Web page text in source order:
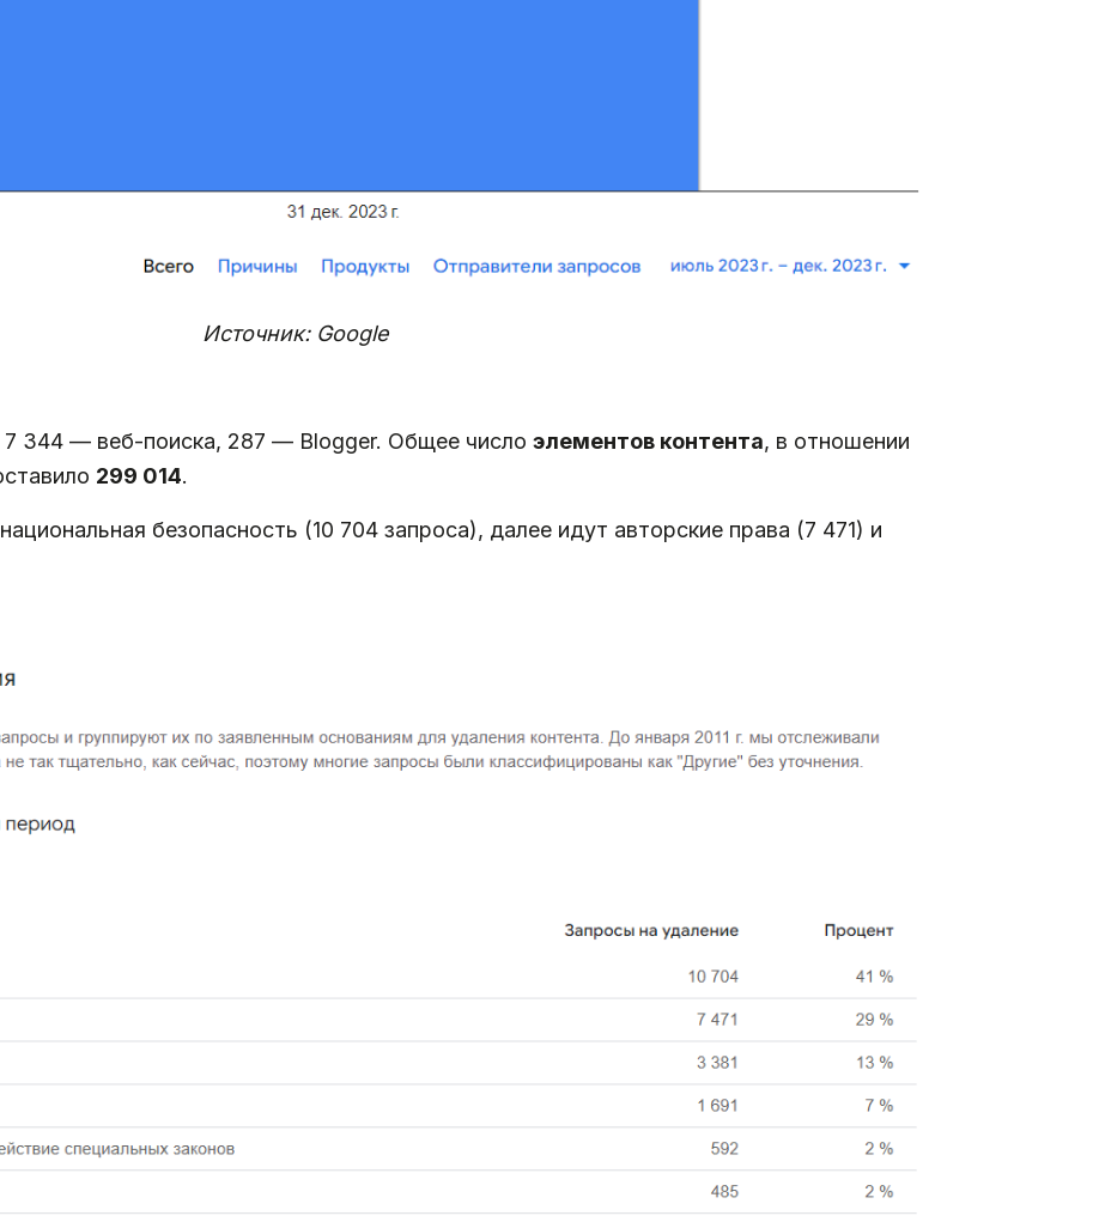
Источник: Google
7 344 — веб-поиска, 287 — Blogger. Общее число элементов контента, в отношении
299 014.
безопасность (10 704 запроса), далее идут авторские права (7 471) и